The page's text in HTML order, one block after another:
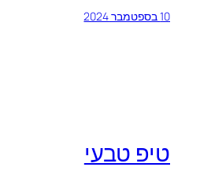
10 בספטמבר 2024
טיפ טבעי